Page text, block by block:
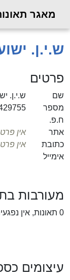
מאגר
ש.י.ן.
פרטים
שם
ש.י.ן.
מספר
ח.פ.
אתר
אין
כתובת
אימייל
אין
מעורבות
0 תאונות, אין נפגעים.
עיצומים